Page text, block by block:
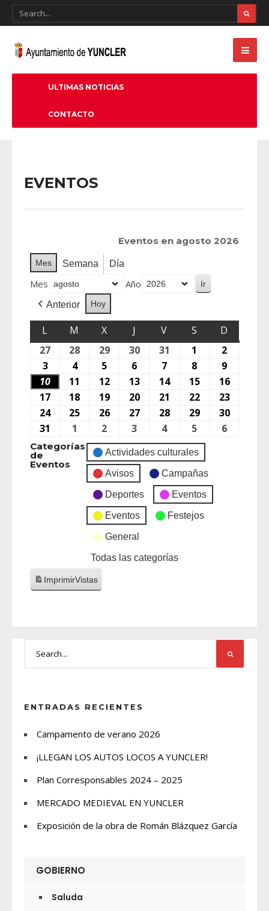
ULTIMAS NOTICIAS
CONTACTO
EVENTOS
Eventos en agosto 2026
Mes Semana Día
Mes Año
Anterior Hoy
L M X J V S
D
27
28 29 30 31 1
2
3
4 5 6 7 8
9
10
11 12 13 14 15
16
17
18 19 20 21 22
23
24
25 26 27 28 29
30
31
1 2 3 4 5 6
Categorías
de
Eventos
Actividades culturales
Avisos Campañas
Deportes Eventos
Eventos Festejos
General
Todas las categorías
ImprimirVistas
ENTRADAS RECIENTES
Campamento de verano 2026
¡LLEGAN LOS AUTOS LOCOS A YUNCLER!
Plan Corresponsables 2024 – 2025
MERCADO MEDIEVAL EN YUNCLER
Exposición de la obra de Román Blázquez García
GOBIERNO
Saluda